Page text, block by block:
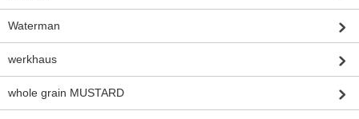
Waterman
werkhaus
whole grain MUSTARD